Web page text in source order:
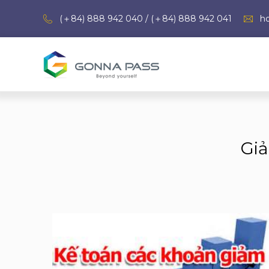
(＋84) 888 942 040 / (＋84) 888 942 041